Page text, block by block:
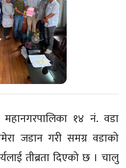
१४ नं. वडा
जडान गरी समग्र वडाको
तीब्रता दिएको छ । चालु